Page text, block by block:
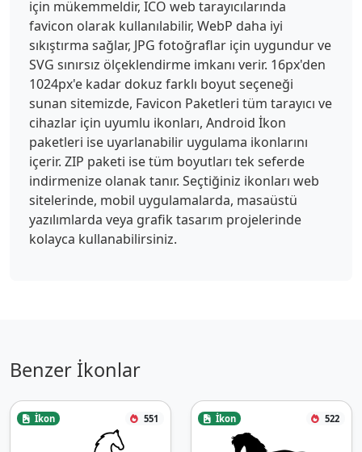
için mükemmeldir, ICO web tarayıcılarında
favicon olarak kullanılabilir, WebP daha iyi
sıkıştırma sağlar, JPG fotoğraflar için uygundur ve
SVG sınırsız ölçeklendirme imkanı verir. 16px'den
1024px'e kadar dokuz farklı boyut seçeneği
sunan sitemizde, Favicon Paketleri tüm tarayıcı ve
cihazlar için uyumlu ikonları, Android İkon
paketleri ise uyarlanabilir uygulama ikonlarını
içerir. ZIP paketi ise tüm boyutları tek seferde
indirmenize olanak tanır. Seçtiğiniz ikonları web
sitelerinde, mobil uygulamalarda, masaüstü
yazılımlarda veya grafik tasarım projelerinde
kolayca kullanabilirsiniz.
Benzer İkonlar
İkon 551 İkon 522